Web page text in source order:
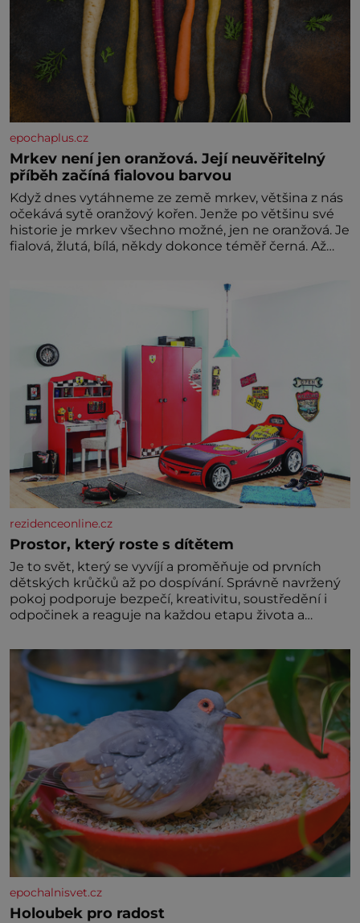
epochaplus.cz
Mrkev není jen oranžová. Její neuvěřitelný
příběh začíná fialovou barvou
Když dnes vytáhneme ze země mrkev, většina z nás
očekává sytě oranžový kořen. Jenže po většinu své
historie je mrkev všechno možné, jen ne oranžová. Je
fialová, žlutá, bílá, někdy dokonce téměř černá. Až
nedokážeme představit. Její příběh je
rezidenceonline.cz
Prostor, který roste s dítětem
Je to svět, který se vyvíjí a proměňuje od prvních
dětských krůčků až po dospívání. Správně navržený
pokoj podporuje bezpečí, kreativitu, soustředění i
odpočinek a reaguje na každou etapu života a
jednoduchost, měkkost a bezpečí, proto by pokoj
miminka měl působit především klidně a útulně.
Předškolní věk je
epochalnisvet.cz
Holoubek pro radost